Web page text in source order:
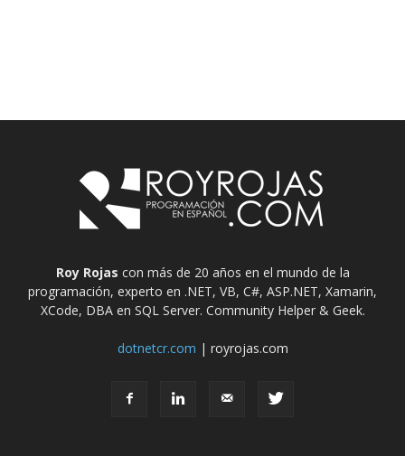
Roy Rojas con más de 20 años en el mundo de la
programación, experto en .NET, VB, C#, ASP.NET, Xamarin,
XCode, DBA en SQL Server. Community Helper & Geek.
dotnetcr.com | royrojas.com